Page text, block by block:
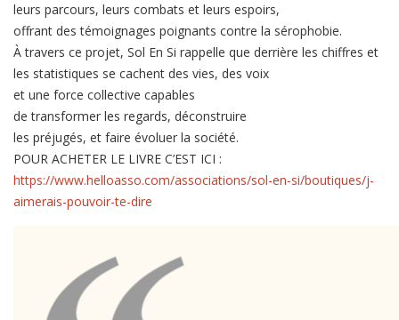
leurs parcours, leurs combats et leurs espoirs,
offrant des témoignages poignants contre la sérophobie.
À travers ce projet, Sol En Si rappelle que derrière les chiffres et
les statistiques se cachent des vies, des voix
et une force collective capables
de transformer les regards, déconstruire
les préjugés, et faire évoluer la société.
POUR ACHETER LE LIVRE C’EST ICI :
https://www.helloasso.com/associations/sol-en-si/boutiques/j-
aimerais-pouvoir-te-dire